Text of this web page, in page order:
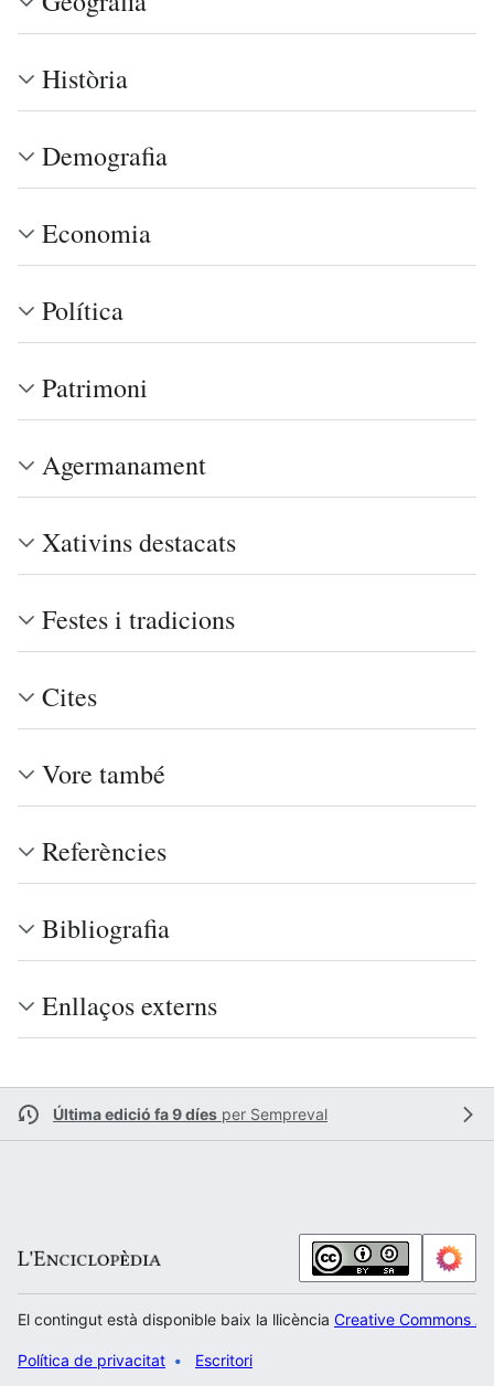
Història
Demografia
Economia
Política
Patrimoni
Agermanament
Xativins destacats
Festes i tradicions
Cites
Vore també
Referències
Bibliografia
Enllaços externs
Última edició fa 9 díes per Sempreval
El contingut està disponible baix la llicència Creative Commons
Política de privacitat Escritori